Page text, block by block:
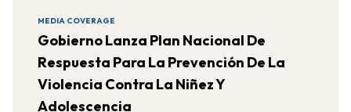
MEDIA COVERAGE
Gobierno Lanza Plan Nacional De
Respuesta Para La Prevención De La
Violencia Contra La Niñez Y
Adolescencia